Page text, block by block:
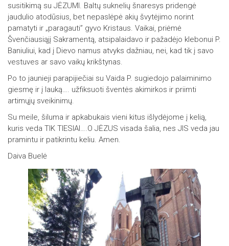
susitikimą su JĖZUMI. Baltų suknelių šnaresys pridengė
jaudulio atodūsius, bet nepaslėpė akių švytėjimo norint
pamatyti ir „paragauti” gyvo Kristaus. Vaikai, priėmė
Švenčiausiąjį Sakramentą, atsipalaidavo ir pažadėjo klebonui P.
Baniuliui, kad į Dievo namus atvyks dažniau, nei, kad tik į savo
vestuves ar savo vaikų krikštynas.
Po to jaunieji parapijiečiai su Vaida P. sugiedojo palaiminimo
giesmę ir į lauką…. užfiksuoti šventės akimirkos ir priimti
artimųjų sveikinimų.
Su meile, šiluma ir apkabukais vieni kitus išlydėjome į kelią,
kuris veda TIK TIESIAI….O JĖZUS visada šalia, nes JIS veda jau
pramintu ir patikrintu keliu. Amen.
Daiva Buelė